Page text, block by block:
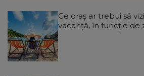
Ce oraș ar trebui să
vacanță, în funcție de